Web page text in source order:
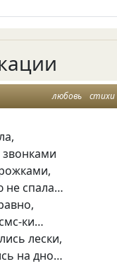
любовь стихи
звонками
не спала…
ки…
лески,
на дно…